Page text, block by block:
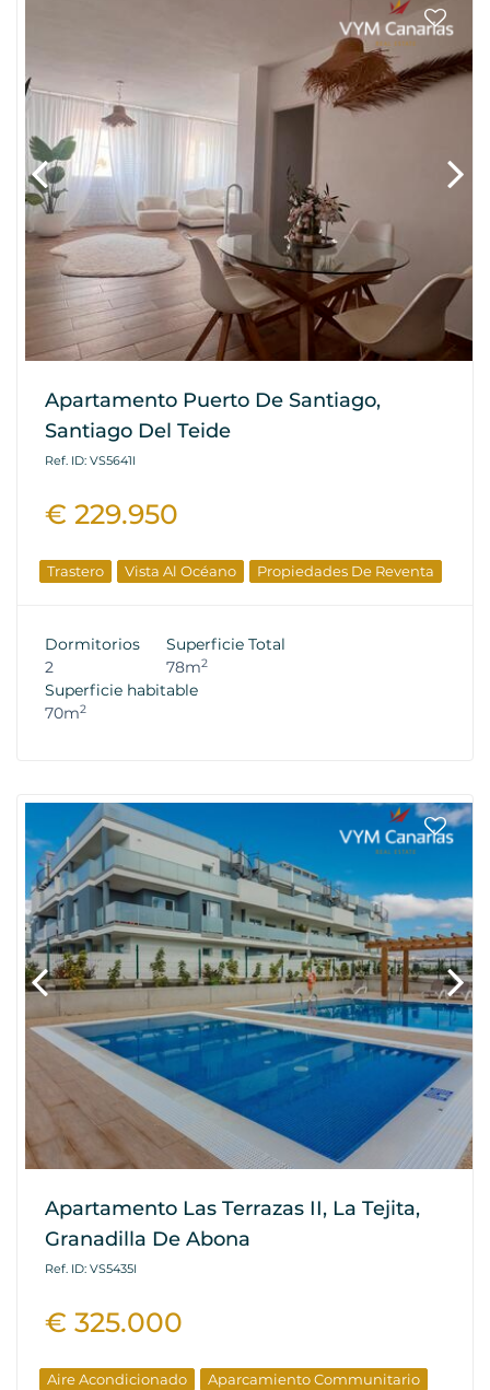
Apartamento Puerto De Santiago,
Santiago Del Teide
Ref. ID: VS5641I
€ 229.950
Trastero Vista Al Océano Propiedades De Reventa
Dormitorios
2
Superficie Total
78m2
Superficie habitable
70m2
Apartamento Las Terrazas II, La Tejita,
Granadilla De Abona
Ref. ID: VS5435I
€ 325.000
Aire Acondicionado
Aparcamiento Communitario